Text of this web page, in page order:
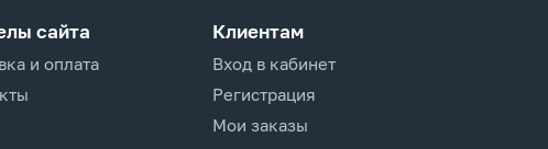
сайта
и оплата
Клиентам
Вход в кабинет
Регистрация
Мои заказы